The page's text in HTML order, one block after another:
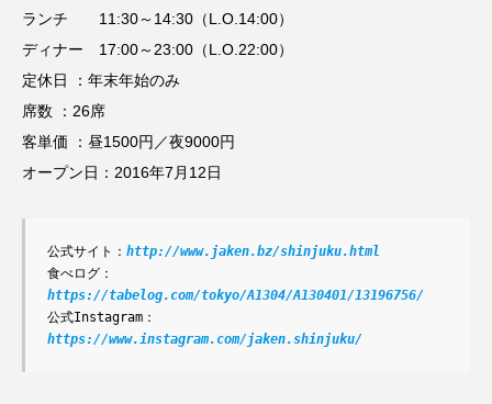
ランチ 11:30～14:30（L.O.14:00）
ディナー 17:00～23:00（L.O.22:00）
定休日 ：年末年始のみ
席数 ：26席
客単価 ：昼1500円／夜9000円
オープン日：2016年7月12日
公式サイト： http://www.jaken.bz/shinjuku.html
食べログ：
https://tabelog.com/tokyo/A1304/A130401/13196756/
公式Instagram：
https://www.instagram.com/jaken.shinjuku/